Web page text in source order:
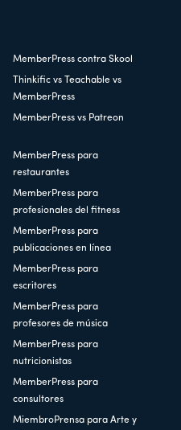
MemberPress contra Skool
Thinkific vs Teachable vs
MemberPress
MemberPress vs Patreon
MemberPress para
restaurantes
MemberPress para
profesionales del fitness
MemberPress para
publicaciones en línea
MemberPress para
escritores
MemberPress para
profesores de música
MemberPress para
nutricionistas
MemberPress para
consultores
MiembroPrensa para Arte y